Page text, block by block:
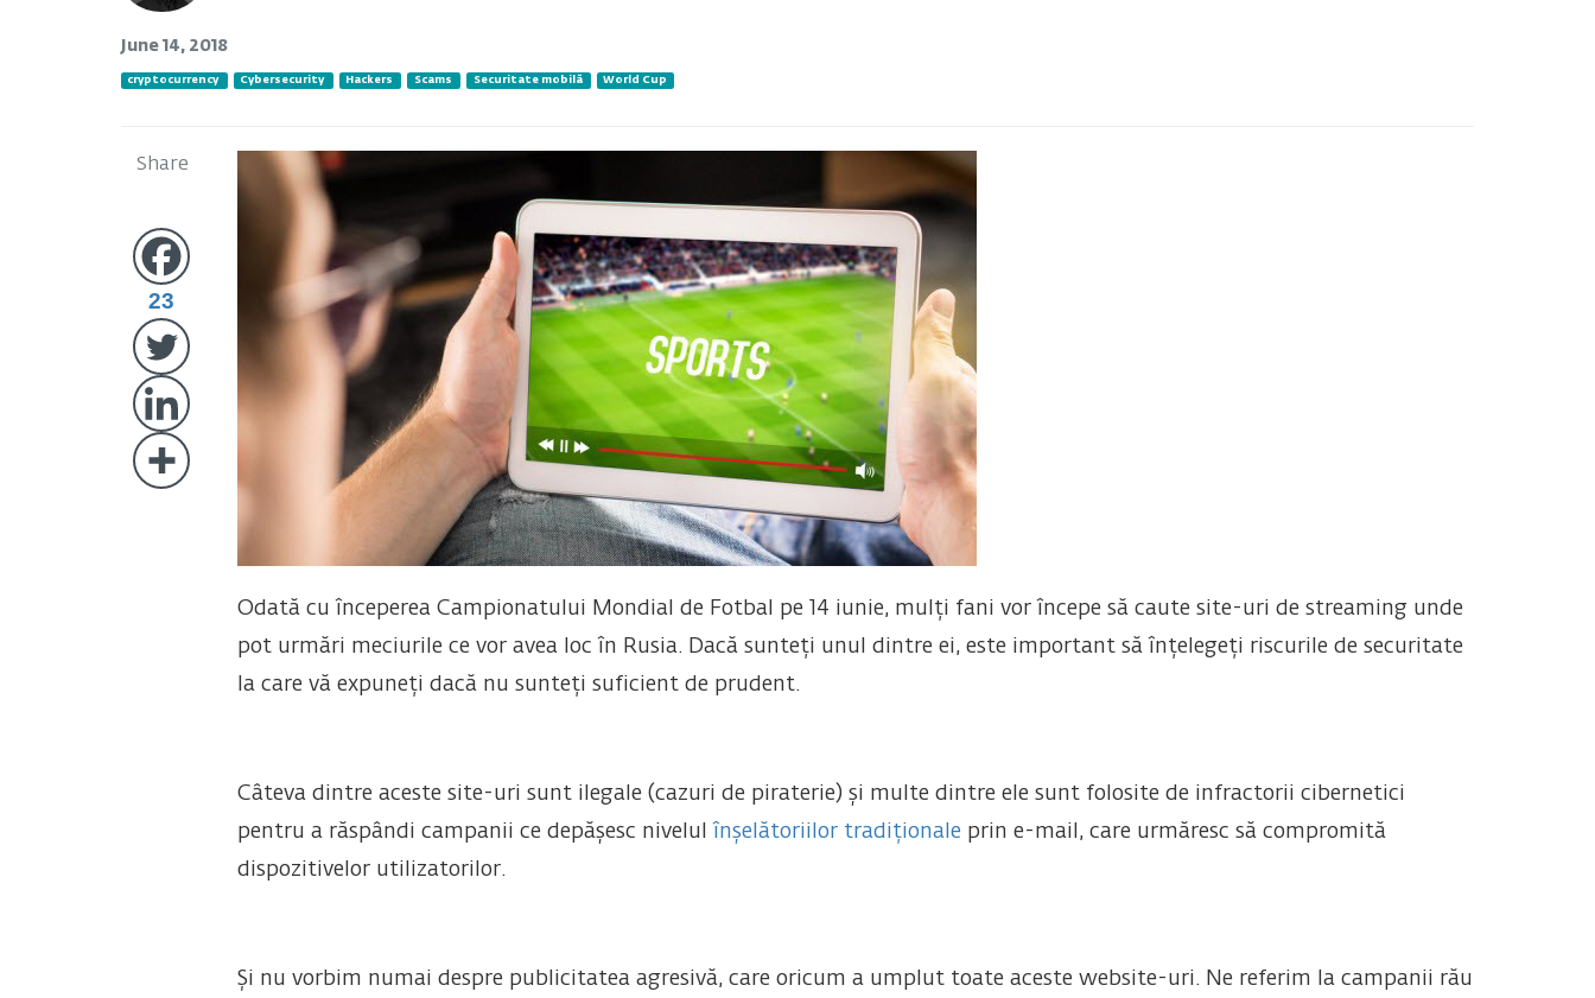
June 14, 2018
cryptocurrency Cybersecurity Hackers Scams Securitate mobilă World Cup
Share
23
Odată cu începerea Campionatului Mondial de Fotbal pe 14 iunie, mulți fani vor începe să caute site-uri de streaming unde
pot urmări meciurile ce vor avea loc în Rusia. Dacă sunteți unul dintre ei, este important să înțelegeți riscurile de securitate
la care vă expuneți dacă nu sunteți suficient de prudent.
Câteva dintre aceste site-uri sunt ilegale (cazuri de piraterie) și multe dintre ele sunt folosite de infractorii cibernetici
pentru a răspândi campanii ce depășesc nivelul înșelătoriilor tradiționaleprin e-mail, care urmăresc să compromită
dispozitivelor utilizatorilor.
Și nu vorbim numai despre publicitatea agresivă, care oricum a umplut toate aceste website-uri. Ne referim la campanii rău